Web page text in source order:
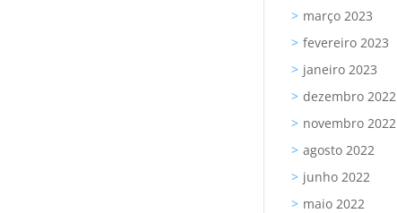
março 2023
fevereiro 2023
janeiro 2023
dezembro 2022
novembro 2022
agosto 2022
junho 2022
maio 2022